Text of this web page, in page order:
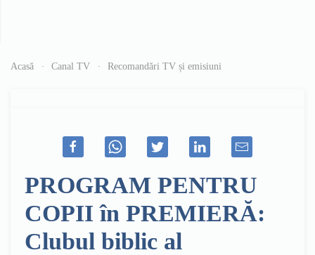
Acasă Canal TV Recomandări TV și emisiuni
PROGRAM PENTRU
COPII în PREMIERĂ:
Clubul biblic al